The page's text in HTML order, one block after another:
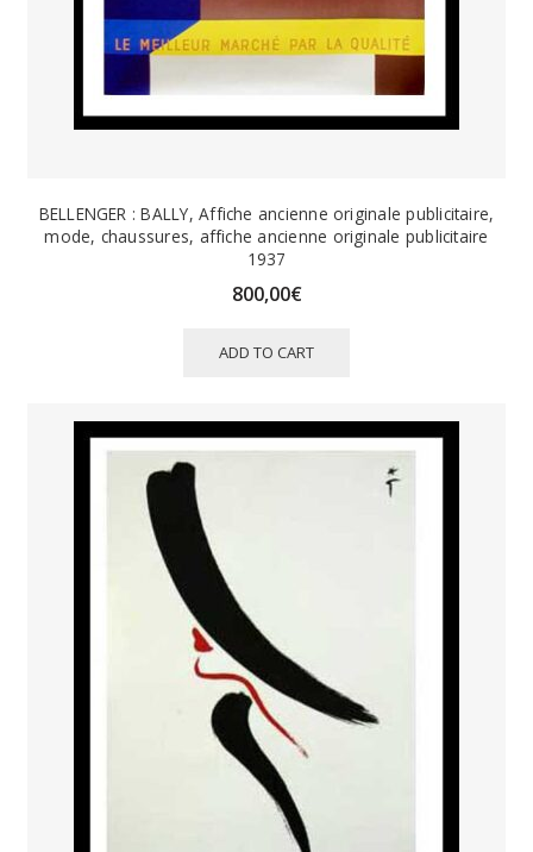
BELLENGER : BALLY, Affiche ancienne originale publicitaire,
mode, chaussures, affiche ancienne originale publicitaire
1937
800,00€
ADD TO CART